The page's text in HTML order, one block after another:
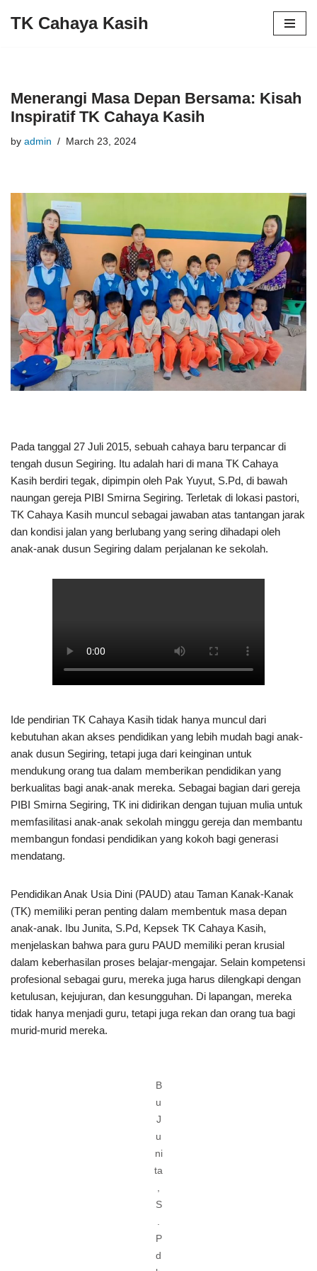
TK Cahaya Kasih
Menerangi Masa Depan Bersama: Kisah
Inspiratif TK Cahaya Kasih
by admin March 23, 2024
Pada tanggal 27 Juli 2015, sebuah cahaya baru terpancar di
tengah dusun Segiring. Itu adalah hari di mana TK Cahaya
Kasih berdiri tegak, dipimpin oleh Pak Yuyut, S.Pd, di bawah
naungan gereja PIBI Smirna Segiring. Terletak di lokasi pastori,
TK Cahaya Kasih muncul sebagai jawaban atas tantangan jarak
dan kondisi jalan yang berlubang yang sering dihadapi oleh
anak-anak dusun Segiring dalam perjalanan ke sekolah.
Ide pendirian TK Cahaya Kasih tidak hanya muncul dari
kebutuhan akan akses pendidikan yang lebih mudah bagi anak-
anak dusun Segiring, tetapi juga dari keinginan untuk
mendukung orang tua dalam memberikan pendidikan yang
berkualitas bagi anak-anak mereka. Sebagai bagian dari gereja
PIBI Smirna Segiring, TK ini didirikan dengan tujuan mulia untuk
memfasilitasi anak-anak sekolah minggu gereja dan membantu
membangun fondasi pendidikan yang kokoh bagi generasi
mendatang.
Pendidikan Anak Usia Dini (PAUD) atau Taman Kanak-Kanak
(TK) memiliki peran penting dalam membentuk masa depan
anak-anak. Ibu Junita, S.Pd, Kepsek TK Cahaya Kasih,
menjelaskan bahwa para guru PAUD memiliki peran krusial
dalam keberhasilan proses belajar-mengajar. Selain kompetensi
profesional sebagai guru, mereka juga harus dilengkapi dengan
ketulusan, kejujuran, dan kesungguhan. Di lapangan, mereka
tidak hanya menjadi guru, tetapi juga rekan dan orang tua bagi
murid-murid mereka.
B
u
J
u
ni
ta
S
P
d